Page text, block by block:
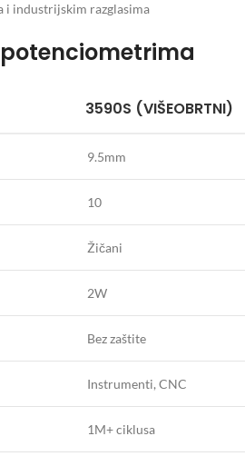
i industrijskim razglasima
3590S (VIŠEOBRTNI)
9.5mm
10
Žičani
2W
Bez zaštite
Instrumenti, CNC
1M+ ciklusa